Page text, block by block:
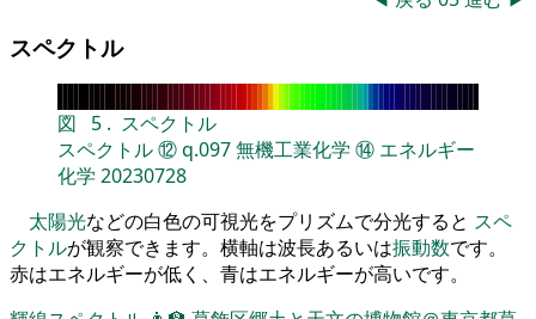
スペクトル
図 5 . スペクトル
スペクトル⑫q.097無機工業化学 ⑭ エネルギー
化学 20230728
太陽光などの白色の可視光をプリズムで分光すると スペ
クトルが観察できます。横軸は波長あるいは振動数です。
赤はエネルギーが低く、青はエネルギーが高いです。